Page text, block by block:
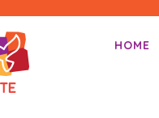
Primair
Spring
HOME